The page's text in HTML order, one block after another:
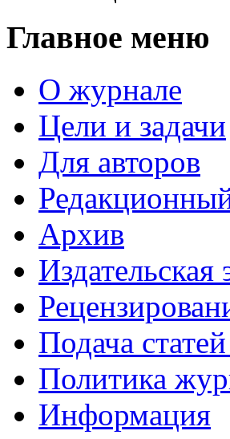
Главное меню
О журнале
Цели и задачи
Для авторов
Архив
Издательская
Подача
Политика
Информация